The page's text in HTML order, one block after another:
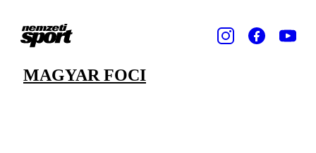
MAGYAR FOCI